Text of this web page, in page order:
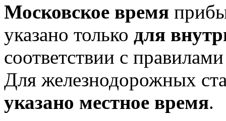
Московское время
указано только для
соответствии с
Для железнодорожных
указано местное время.